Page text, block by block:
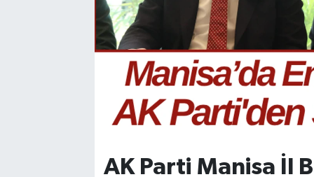
AK Parti Manisa İl
Gizlilik Sözleşmesi